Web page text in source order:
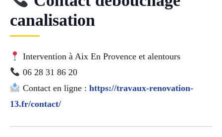
canalisation
Intervention à Aix En Provence et alentours
06 28 31 86 20
Contact en ligne : https://travaux-renovation-
13.fr/contact/